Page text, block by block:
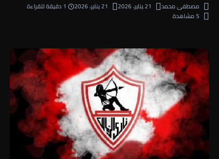
مصطفى محمد 21 يناير، 2026 21 يناير، 2026
1 دقيقة للقراءة
5 مشاهدة